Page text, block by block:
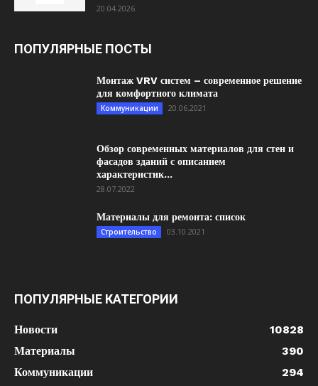
20.04.2026
ПОПУЛЯРНЫЕ ПОСТЫ
Монтаж VRV систем – современное решение
для комфортного климата
Коммуникации 20.06.2021
Обзор современных материалов для стен и
фасадов зданий с описанием
характеристик...
28.07.2022
Материалы для ремонта: список
Строительство 03.10.2021
ПОПУЛЯРНЫЕ КАТЕГОРИИ
Новости
10828
Материалы
390
Коммуникации
294